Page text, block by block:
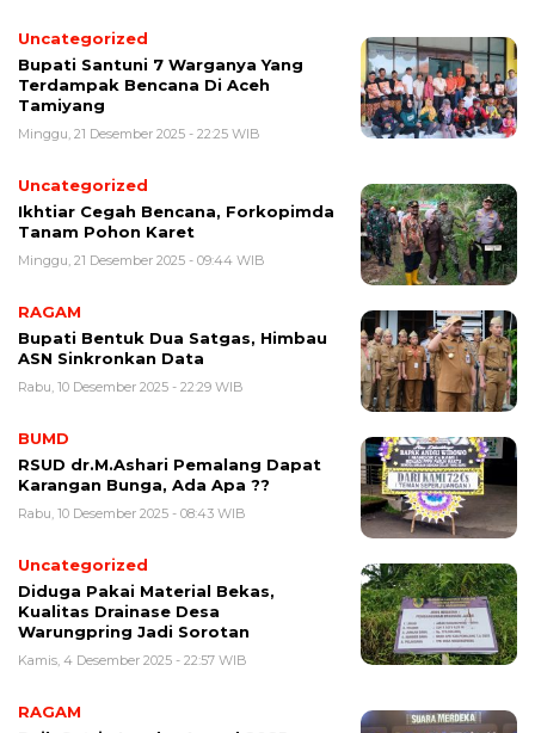
Uncategorized
Bupati Santuni 7 Warganya Yang
Terdampak Bencana Di Aceh
Tamiyang
Minggu, 21 Desember 2025 - 22:25 WIB
Uncategorized
Ikhtiar Cegah Bencana, Forkopimda
Tanam Pohon Karet
Minggu, 21 Desember 2025 - 09:44 WIB
RAGAM
Bupati Bentuk Dua Satgas, Himbau
ASN Sinkronkan Data
Rabu, 10 Desember 2025 - 22:29 WIB
BUMD
RSUD dr.M.Ashari Pemalang Dapat
Karangan Bunga, Ada Apa ??
Rabu, 10 Desember 2025 - 08:43 WIB
Uncategorized
Diduga Pakai Material Bekas,
Kualitas Drainase Desa
Warungpring Jadi Sorotan
Kamis, 4 Desember 2025 - 22:57 WIB
RAGAM